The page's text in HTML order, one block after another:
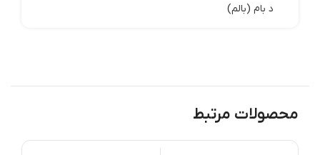
د بام (بالم)
محصولات مرتبط